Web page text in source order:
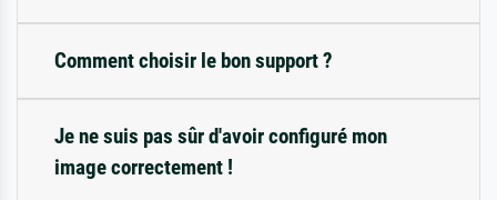
Comment choisir le bon support ?
Je ne suis pas sûr d'avoir configuré mon
image correctement !